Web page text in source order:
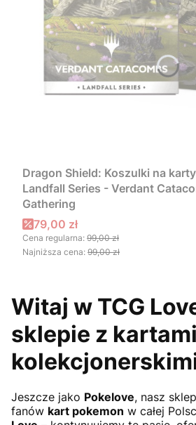
Dragon Shield: Koszulki na
Landfall Series - Verdant
Gathering
Cena promocyjna
79,00 zł
Cena regularna: 99,00 zł
Najniższa cena: 99,00 zł
Witaj w TCG
sklepie z kartami
Jeszcze jako Pokelove, nasz
fanów kart pokemon w całej